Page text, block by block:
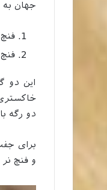
جهان به
این دو
دو رگه
برای
و فنچ